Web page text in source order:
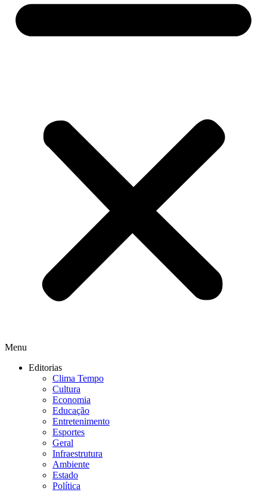
Menu
Editorias
Clima Tempo
Cultura
Economia
Educação
Entretenimento
Esportes
Geral
Infraestrutura
Ambiente
Estado
Política